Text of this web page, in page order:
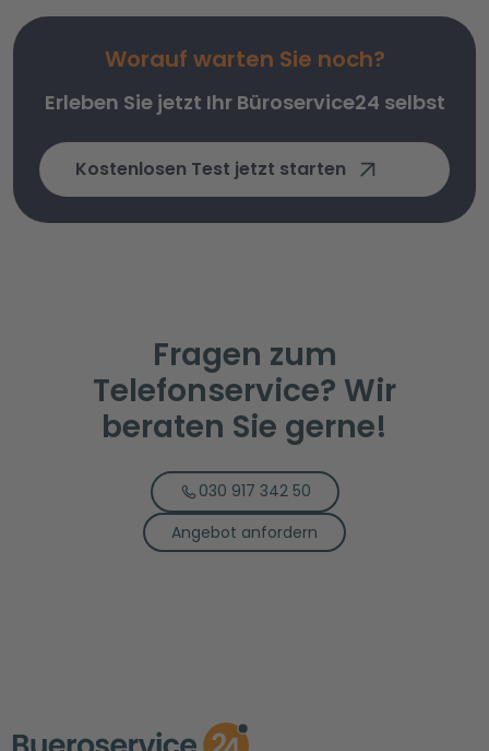
Worauf warten Sie noch?
Erleben Sie jetzt Ihr Büroservice24 selbst
Kostenlosen Test jetzt starten
Fragen zum
Telefonservice? Wir
beraten Sie gerne!
030 917 342 50
Angebot anfordern